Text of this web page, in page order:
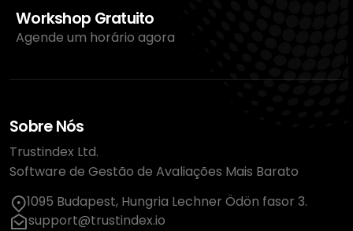
Workshop Gratuito
Agende um horário agora
Sobre Nós
Trustindex Ltd.
Software de Gestão de Avaliações Mais Barato
1095 Budapest, Hungria Lechner Ödön fasor 3.
support@trustindex.io